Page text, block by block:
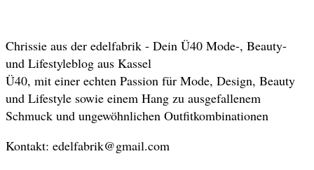
Chrissie aus der edelfabrik - Dein Ü40 Mode-, Beauty-
und Lifestyleblog aus Kassel
Ü40, mit einer echten Passion für Mode, Design, Beauty
und Lifestyle sowie einem Hang zu ausgefallenem
Schmuck und ungewöhnlichen Outfitkombinationen
Kontakt: edelfabrik@gmail.com